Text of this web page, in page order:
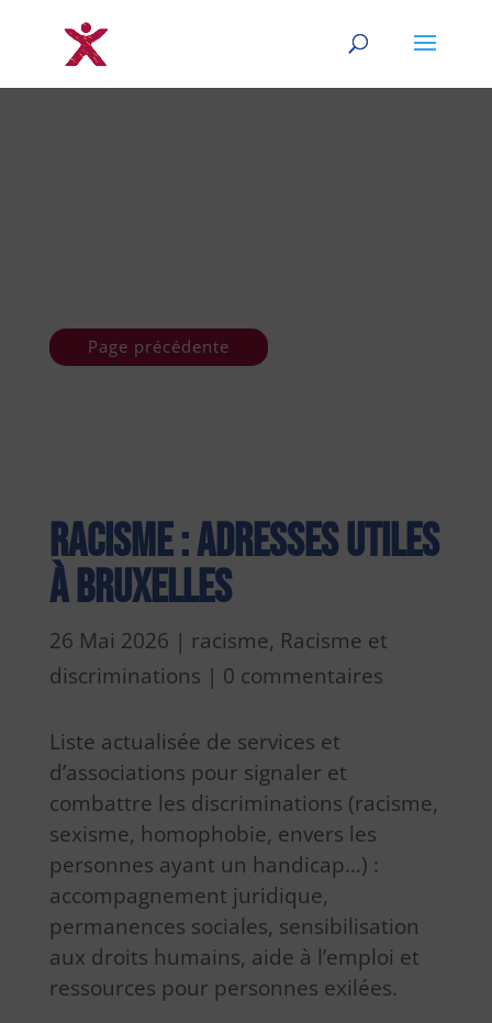
Page précédente
Racisme : adresses utiles
à Bruxelles
26 Mai 2026 | racisme, Racisme et
discriminations | 0 commentaires
Liste actualisée de services et
d’associations pour signaler et
combattre les discriminations (racisme,
sexisme, homophobie, envers les
personnes ayant un handicap…) :
accompagnement juridique,
permanences sociales, sensibilisation
aux droits humains, aide à l’emploi et
ressources pour personnes exilées.